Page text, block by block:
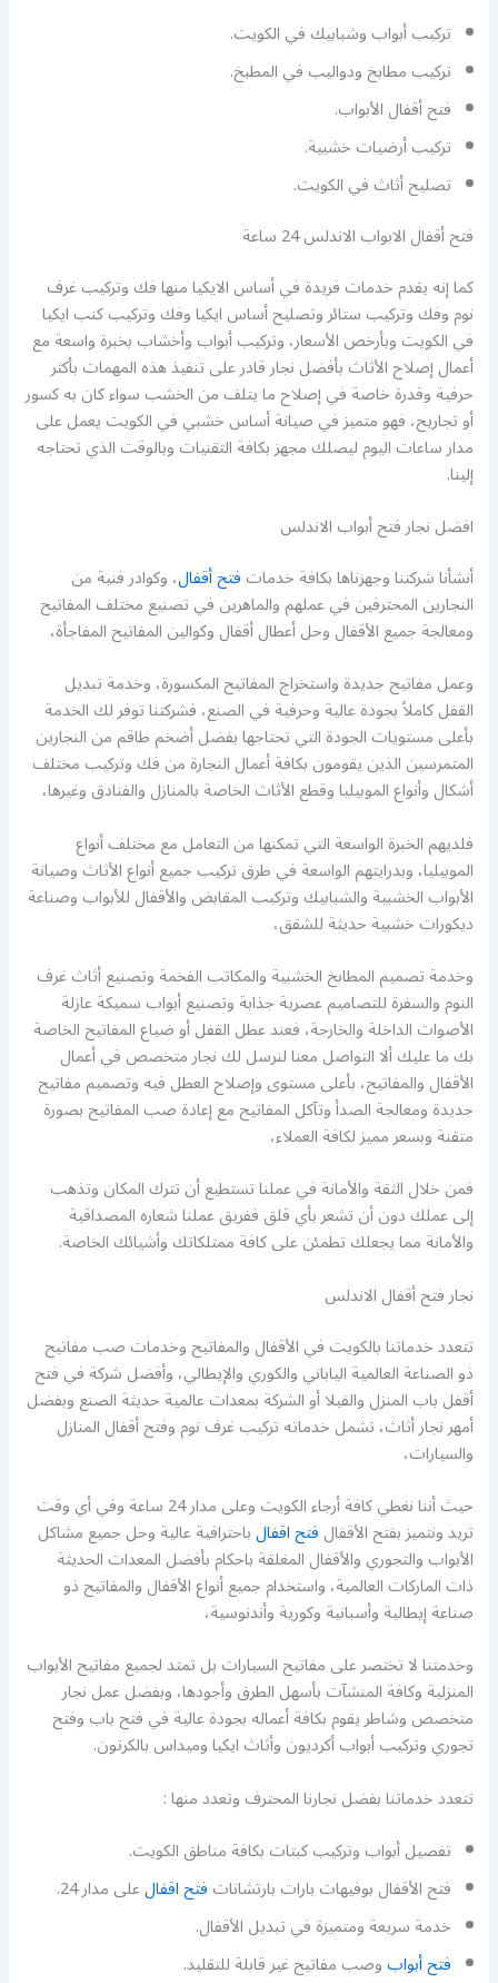
تركيب أبواب وشبابيك في الكويت.
تركيب مطابخ ودواليب في المطبخ.
فتح أقفال الأبواب.
تركيب أرضيات خشبية.
تصليح أثاث في الكويت.
فتح أقفال الابواب الاندلس 24 ساعة
كما إنه يقدم خدمات فريدة في أساس الايكيا منها فك وتركيب غرف
نوم وفك وتركيب ستائر وتصليح أساس ايكيا وفك وتركيب كنب ايكيا
في الكويت وبأرخص الأسعار، وتركيب أبواب وأخشاب بخبرة واسعة مع
أعمال إصلاح الأثاث بأفضل نجار قادر على تنفيذ هذه المهمات بأكثر
حرفية وقدرة خاصة في إصلاح ما يتلف من الخشب سواء كان به كسور
أو تجاريح، فهو متميز في صيانة أساس خشبي في الكويت يعمل على
مدار ساعات اليوم ليصلك مجهز بكافة التقنيات وبالوقت الذي تحتاجه
إلينا.
افضل نجار فتح أبواب الاندلس
أنشأنا شركتنا وجهزناها بكافة خدماتفتح أقفال، وكوادر فنية من
النجارين المحترفين في عملهم والماهرين في تصنيع مختلف المفاتيح
ومعالجة جميع الأقفال وحل أعطال أقفال وكوالين المفاتيح المفاجأة،
وعمل مفاتيح جديدة واستخراج المفاتيح المكسورة، وخدمة تبديل
القفل كاملاً بجودة عالية وحرفية في الصنع، فشركتنا توفر لك الخدمة
بأعلى مستويات الجودة التي تحتاجها بفضل أضخم طاقم من النجارين
المتمرسين الذين يقومون بكافة أعمال النجارة من فك وتركيب مختلف
أشكال وأنواع الموبيليا وقطع الأثاث الخاصة بالمنازل والفنادق وغيرها،
فلديهم الخبرة الواسعة التي تمكنها من التعامل مع مختلف أنواع
الموبيليا، وبدرايتهم الواسعة في طرق تركيب جميع أنواع الأثاث وصيانة
الأبواب الخشبية والشبابيك وتركيب المقابض والأقفال للأبواب وصناعة
ديكورات خشبية حديثة للشقق،
وخدمة تصميم المطابخ الخشبية والمكاتب الفخمة وتصنيع أثاث غرف
النوم والسفرة للتصاميم عصرية جذابة وتصنيع أبواب سميكة عازلة
الأصوات الداخلة والخارجة، فعند عطل القفل أو ضياع المفاتيح الخاصة
بك ما عليك ألا التواصل معنا لنرسل لك نجار متخصص في أعمال
الأقفال والمفاتيح، بأعلى مستوى وإصلاح العطل فيه وتصميم مفاتيح
جديدة ومعالجة الصدأ وتآكل المفاتيح مع إعادة صب المفاتيح بصورة
متقنة وبسعر مميز لكافة العملاء،
فمن خلال الثقة والأمانة في عملنا تستطيع أن تترك المكان وتذهب
إلى عملك دون أن تشعر بأي قلق ففريق عملنا شعاره المصداقية
والأمانة مما يجعلك تطمئن على كافة ممتلكاتك وأشيائك الخاصة.
نجار فتح أقفال الاندلس
تتعدد خدماتنا بالكويت في الأقفال والمفاتيح وخدمات صب مفاتيح
ذو الصناعة العالمية الياباني والكوري والإيطالي، وأفضل شركة في فتح
أقفل باب المنزل والفيلا أو الشركة بمعدات عالمية حديثة الصنع وبفضل
أمهر نجار أثاث، تشمل خدماته تركيب غرف نوم وفتح أقفال المنازل
والسيارات،
حيث أننا نغطي كافة أرجاء الكويت وعلى مدار 24 ساعة وفي أي وقت
تريد ونتميز بفتح الأقفالفتح اقفالباحترافية عالية وحل جميع مشاكل
الأبواب والتجوري والأقفال المغلقة باحكام بأفضل المعدات الحديثة
ذات الماركات العالمية، واستخدام جميع أنواع الأقفال والمفاتيح ذو
صناعة إيطالية وأسبانية وكورية وأندنوسية،
وخدمتنا لا تختصر على مفاتيح السيارات بل تمتد لجميع مفاتيح الأبواب
المنزلية وكافة المنشآت بأسهل الطرق وأجودها، وبفضل عمل نجار
متخصص وشاطر يقوم بكافة أعماله بجودة عالية في فتح باب وفتح
تجوري وتركيب أبواب أكرديون وأثاث ايكيا وميداس بالكرتون.
تتعدد خدماتنا بفضل نجارنا المحترف وتعدد منها :
تفصيل أبواب وتركيب كبتات بكافة مناطق الكويت.
فتح الأقفال بوفيهات بارات بارتشاناتفتح اقفالعلى مدار 24.
خدمة سريعة ومتميزة في تبديل الأقفال.
فتح أبوابوصب مفاتيح غير قابلة للتقليد.